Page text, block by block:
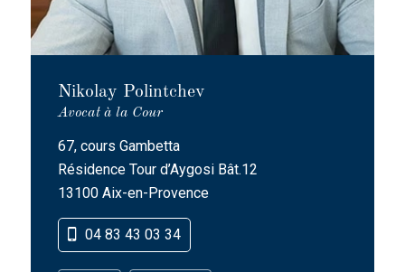
Nikolay Polintchev
Avocat à la Cour
67, cours Gambetta
Résidence Tour d’Aygosi Bât.12
13100 Aix-en-Provence
04 83 43 03 34